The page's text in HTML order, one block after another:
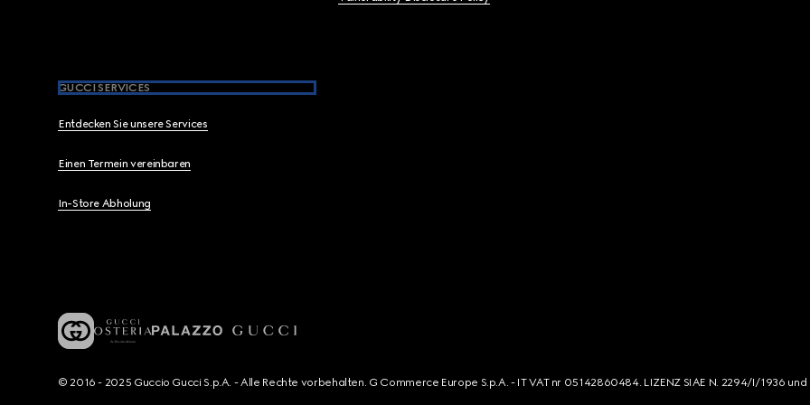
GUCCI SERVICES
Entdecken Sie unsere Services
Einen Termein vereinbaren
In-Store Abholung
© 2016 - 2025 Guccio Gucci S.p.A. - Alle Rechte vorbehalten. G Commerce Europe S.p.A. - IT VAT nr 05142860484. LIZENZ SIAE N. 2294/I/1936